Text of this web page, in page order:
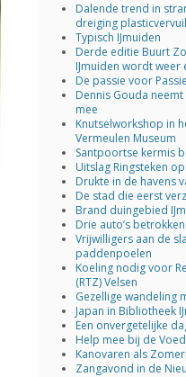
Dalende trend in
dreiging
Typisch IJmuiden
Derde editie Buurt
IJmuiden wordt weer
De passie voor
Dennis Gouda
mee
Knutselworkshop in
Vermeulen Museum
Santpoortse kermis
Uitslag Ringsteken
Drukte in de havens
De stad die eerst
Brand duingebied
Drie auto’s
Vrijwilligers aan de
paddenpoelen
Koeling nodig voor
(RTZ) Velsen
Gezellige wandeling
Japan in Bibliotheek
Een onvergetelijke
Help mee bij de
Kanovaren als
Zangavond in de